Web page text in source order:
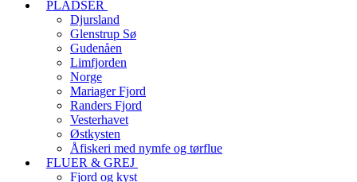
PLADSER
Djursland
Glenstrup Sø
Gudenåen
Limfjorden
Norge
Mariager Fjord
Randers Fjord
Vesterhavet
Østkysten
Åfiskeri med nymfe og tørflue
FLUER & GREJ
Fjord og kyst